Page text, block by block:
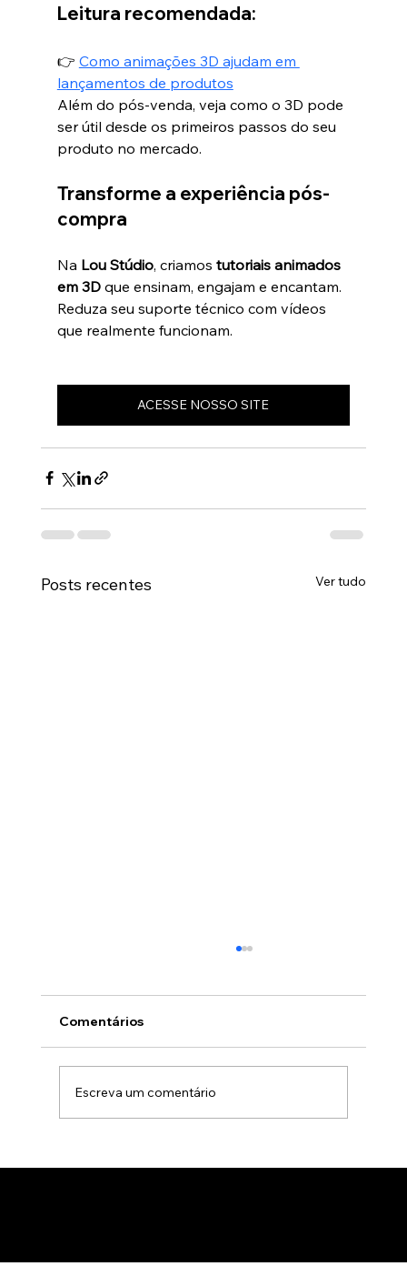
Leitura recomendada:
👉 Como animações 3D ajudam em
lançamentos de produtos
Além do pós-venda, veja como o 3D pode
ser útil desde os primeiros passos do seu
produto no mercado.
Transforme a experiência pós-
compra
Na Lou Stúdio, criamos tutoriais animados
em 3D que ensinam, engajam e encantam.
Reduza seu suporte técnico com vídeos
que realmente funcionam.
ACESSE NOSSO SITE
Posts recentes Ver tudo
Comentários
Escreva um comentário